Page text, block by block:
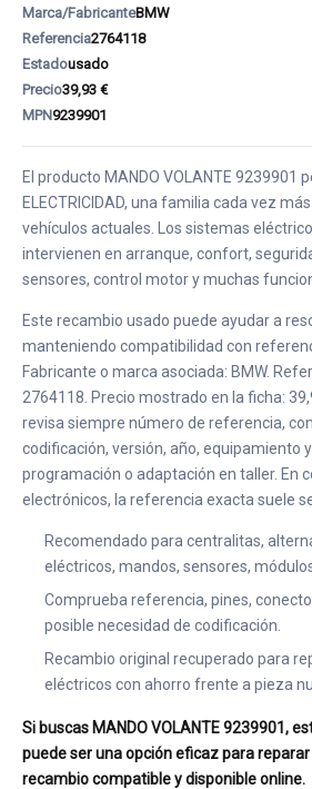
Marca/FabricanteBMW
Referencia2764118
Estadousado
Precio39,93 €
MPN9239901
El producto MANDO VOLANTE 9239901
ELECTRICIDAD, una familia cada vez
vehículos actuales. Los sistemas
intervienen en arranque, confort,
sensores, control motor y muchas
Este recambio usado puede ayudar a
manteniendo compatibilidad con
Fabricante o marca asociada: BMW.
2764118. Precio mostrado en la ficha:
revisa siempre número de referencia,
codificación, versión, año, equipamiento
programación o adaptación en taller. En
electrónicos, la referencia exacta suele
Recomendado para centralitas,
eléctricos, mandos, sensores,
Comprueba referencia, pines,
posible necesidad de codificación.
Recambio original recuperado para
eléctricos con ahorro frente a pieza
Si buscas MANDO VOLANTE 9239901,
puede ser una opción eficaz para
recambio compatible y disponible online.